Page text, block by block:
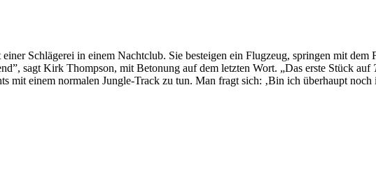
Schlägerei in einem Nachtclub. Sie besteigen ein Flugzeug, springen mit dem
sagt Kirk Thompson, mit Betonung auf dem letzten Wort. „Das erste Stück auf
mit einem normalen Jungle-Track zu tun. Man fragt sich: ‚Bin ich überhaupt noch